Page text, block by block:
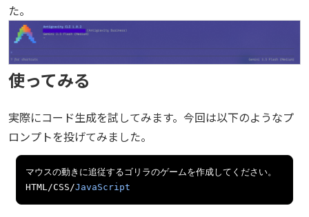
た。
使ってみる
実際にコード生成を試してみます。今回は以下のようなプ
ロンプトを投げてみました。
マウスの動きに追従するゴリラのゲームを作成してください。
HTML /CSS /JavaScript